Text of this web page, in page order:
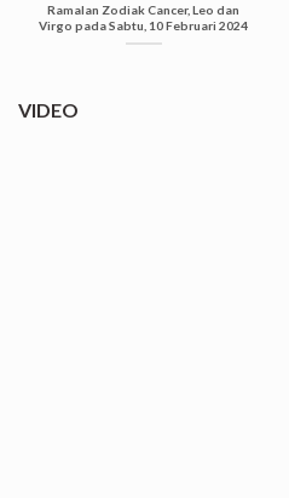
Ramalan Zodiak Cancer, Leo dan
Virgo pada Sabtu, 10 Februari 2024
VIDEO